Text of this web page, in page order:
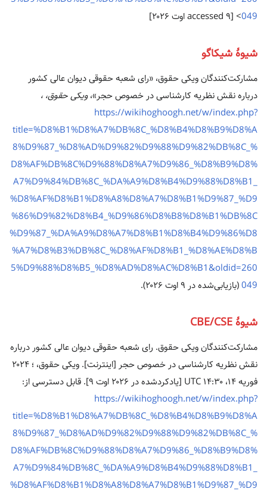
049> [accessed ۹ اوت ۲۰۲۶]
شیوهٔ شیکاگو
مشارکت‌کنندگان ویکی حقوق، «رای شعبه حقوقی دیوان عالی کشور
درباره نقش نظریه کارشناسی در خصوص حجر»،ویکی حقوق، ،
https://wikihoghoogh.net/w/index.php?
title=%D8%B1%D8%A7%DB%8C_%D8%B4%D8%B9%D8%A
8%D9%87_%D8%AD%D9%82%D9%88%D9%82%DB%8C_%
D8%AF%DB%8C%D9%88%D8%A7%D9%86_%D8%B9%D8%
A7%D9%84%DB%8C_%DA%A9%D8%B4%D9%88%D8%B1_
%D8%AF%D8%B1%D8%A8%D8%A7%D8%B1%D9%87_%D9
%86%D9%82%D8%B4_%D9%86%D8%B8%D8%B1%DB%8C
%D9%87_%DA%A9%D8%A7%D8%B1%D8%B4%D9%86%D8
%A7%D8%B3%DB%8C_%D8%AF%D8%B1_%D8%AE%D8%B
5%D9%88%D8%B5_%D8%AD%D8%AC%D8%B1&oldid=260
049(بازیابی‌شده در ۹ اوت ۲۰۲۶).
شیوهٔ CBE/CSE
مشارکت‌کنندگان ویکی حقوق. رای شعبه حقوقی دیوان عالی کشور درباره
نقش نظریه کارشناسی در خصوص حجر [اینترنت]. ویکی حقوق، ؛ ۲۰۲۴
فوریه ۱۴، ‏۱۴:۳۰ UTC [یادکردشده در ۲۰۲۶ اوت ۹]. قابل دسترسی از:
https://wikihoghoogh.net/w/index.php?
title=%D8%B1%D8%A7%DB%8C_%D8%B4%D8%B9%D8%A
8%D9%87_%D8%AD%D9%82%D9%88%D9%82%DB%8C_%
D8%AF%DB%8C%D9%88%D8%A7%D9%86_%D8%B9%D8%
A7%D9%84%DB%8C_%DA%A9%D8%B4%D9%88%D8%B1_
%D8%AF%D8%B1%D8%A8%D8%A7%D8%B1%D9%87_%D9